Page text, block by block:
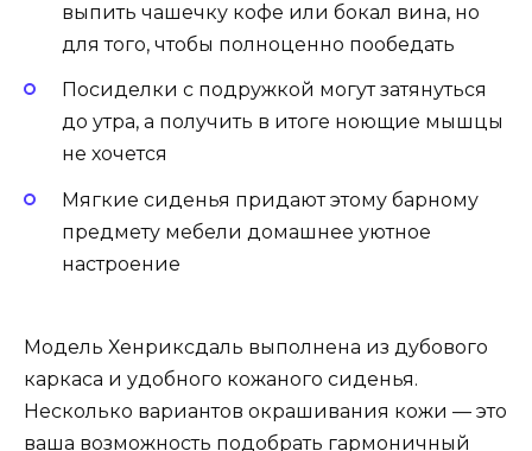
выпить чашечку кофе или бокал вина, но
для того, чтобы полноценно пообедать
Посиделки с подружкой могут затянуться
до утра, а получить в итоге ноющие мышцы
не хочется
Мягкие сиденья придают этому барному
предмету мебели домашнее уютное
настроение
Модель Хенриксдаль выполнена из дубового
каркаса и удобного кожаного сиденья.
Несколько вариантов окрашивания кожи — это
ваша возможность подобрать гармоничный